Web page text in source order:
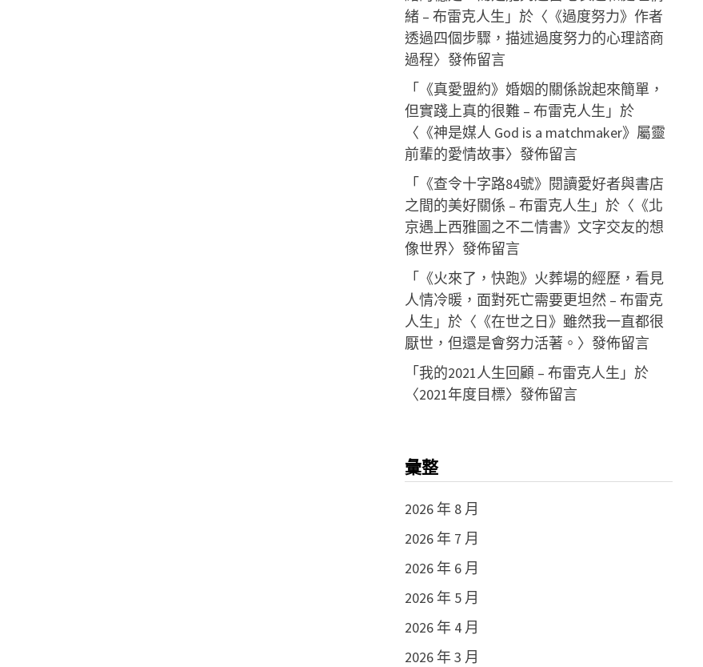
緒 – 布雷克人生 」於〈 《過度努力》作者
透過四個步驟，描述過度努力的心理諮商
過程〉發佈留言
「 《真愛盟約》婚姻的關係說起來簡單，
但實踐上真的很難 – 布雷克人生 」於
〈 《神是媒人 God is a matchmaker》屬靈
前輩的愛情故事〉發佈留言
「 《查令十字路84號》閱讀愛好者與書店
之間的美好關係 – 布雷克人生 」於〈 《北
京遇上西雅圖之不二情書》文字交友的想
像世界〉發佈留言
「 《火來了，快跑》火葬場的經歷，看見
人情冷暖，面對死亡需要更坦然 – 布雷克
人生 」於〈 《在世之日》雖然我一直都很
厭世，但還是會努力活著。 〉發佈留言
「我的2021人生回顧 – 布雷克人生 」於
〈2021年度目標〉發佈留言
彙整
2026 年 8 月
2026 年 7 月
2026 年 6 月
2026 年 5 月
2026 年 4 月
2026 年 3 月